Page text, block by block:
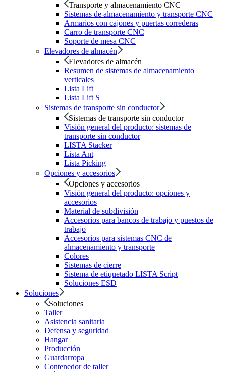
Transporte y almacenamiento CNC
Sistemas de almacenamiento y transporte CNC
Armarios con cajones y puertas correderas
Carro de transporte CNC
Soporte de mesa CNC
Elevadores de almacén
Elevadores de almacén
Resumen de sistemas de almacenamiento
verticales
Lista Lift
Lista Lift S
Sistemas de transporte sin conductor
Sistemas de transporte sin conductor
Visión general del producto: sistemas de
transporte sin conductor
LISTA Stacker
Lista Ant
Lista Picking
Opciones y accesorios
Opciones y accesorios
Visión general del producto: opciones y
accesorios
Material de subdivisión
Accesorios para bancos de trabajo y puestos de
trabajo
Accesorios para sistemas CNC de
almacenamiento y transporte
Colores
Sistemas de cierre
Sistema de etiquetado LISTA Script
Soluciones ESD
Soluciones
Soluciones
Taller
Asistencia sanitaria
Defensa y seguridad
Hangar
Producción
Guardarropa
Contenedor de taller